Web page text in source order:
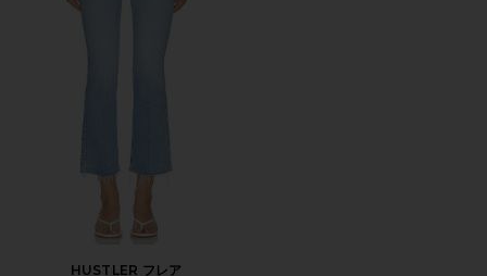
HUSTLER フレア